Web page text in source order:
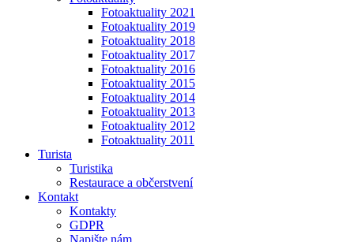
Fotoaktuality 2021
Fotoaktuality 2019
Fotoaktuality 2018
Fotoaktuality 2017
Fotoaktuality 2016
Fotoaktuality 2015
Fotoaktuality 2014
Fotoaktuality 2013
Fotoaktuality 2012
Fotoaktuality 2011
Turista
Turistika
Restaurace a občerstvení
Kontakt
Kontakty
GDPR
Napište nám